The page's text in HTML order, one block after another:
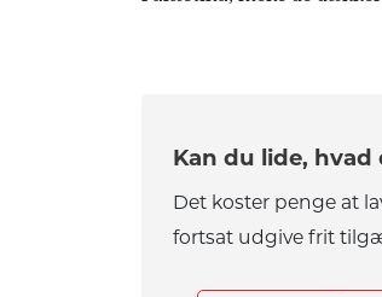
Kan du lide,
Det koster penge at
fortsat udgive frit